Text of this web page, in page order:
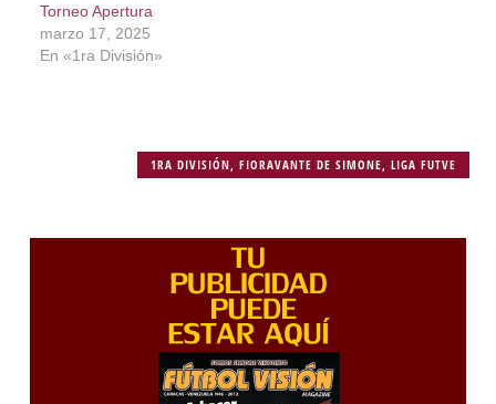
Torneo Apertura
marzo 17, 2025
En «1ra División»
1RA DIVISIÓN,FIORAVANTE DE SIMONE,LIGA FUTVE